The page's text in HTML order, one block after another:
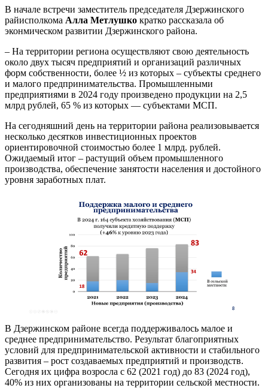
В начале встречи заместитель председателя Дзержинского
райисполкома Алла Метлушко кратко рассказала об
эконмическом развитии Дзержинского района.
– На территории региона осуществляют свою деятельность
около двух тысяч предприятий и организаций различных
форм собственности, более ½ из которых – субъекты среднего
и малого предпринимательства. Промышленными
предприятиями в 2024 году произведено продукции на 2,5
млрд рублей, 65 % из которых — субъектами МСП.
На сегодняшний день на территории района реализовывается
несколько десятков инвестиционных проектов
ориентировочной стоимостью более 1 млрд. рублей.
Ожидаемый итог – растущий объем промышленного
производства, обеспечение занятости населения и достойного
уровня заработных плат.
В Дзержинском районе всегда поддерживалось малое и
среднее предпринимательство. Результат благоприятных
условий для предпринимательской активности и стабильного
развития – рост создаваемых предприятий и производств.
Сегодня их цифра возросла с 62 (2021 год) до 83 (2024 год),
40% из них организованы на территории сельской местности.